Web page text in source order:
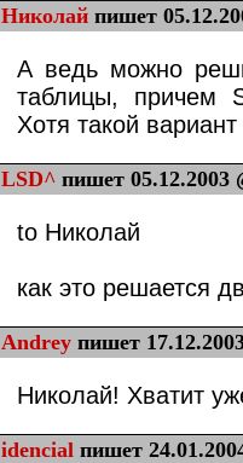
Николай пишет
А ведь можно
таблицы, причем
Хотя такой
LSD^ пишет 05.12.2003
to Николай
как это решается
Andrey пишет
Николай! Хватит
idencial пишет